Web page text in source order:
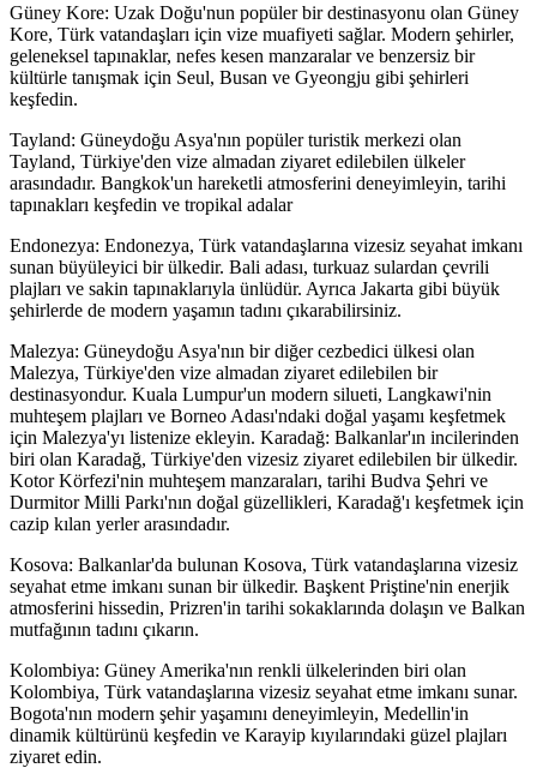
Güney Kore: Uzak Doğu'nun popüler bir destinasyonu olan Güney
Kore, Türk vatandaşları için vize muafiyeti sağlar. Modern şehirler,
geleneksel tapınaklar, nefes kesen manzaralar ve benzersiz bir
kültürle tanışmak için Seul, Busan ve Gyeongju gibi şehirleri
keşfedin.
Tayland: Güneydoğu Asya'nın popüler turistik merkezi olan
Tayland, Türkiye'den vize almadan ziyaret edilebilen ülkeler
arasındadır. Bangkok'un hareketli atmosferini deneyimleyin, tarihi
tapınakları keşfedin ve tropikal adalar
Endonezya: Endonezya, Türk vatandaşlarına vizesiz seyahat imkanı
sunan büyüleyici bir ülkedir. Bali adası, turkuaz sulardan çevrili
plajları ve sakin tapınaklarıyla ünlüdür. Ayrıca Jakarta gibi büyük
şehirlerde de modern yaşamın tadını çıkarabilirsiniz.
Malezya: Güneydoğu Asya'nın bir diğer cezbedici ülkesi olan
Malezya, Türkiye'den vize almadan ziyaret edilebilen bir
destinasyondur. Kuala Lumpur'un modern silueti, Langkawi'nin
muhteşem plajları ve Borneo Adası'ndaki doğal yaşamı keşfetmek
için Malezya'yı listenize ekleyin. Karadağ: Balkanlar'ın incilerinden
biri olan Karadağ, Türkiye'den vizesiz ziyaret edilebilen bir ülkedir.
Kotor Körfezi'nin muhteşem manzaraları, tarihi Budva Şehri ve
Durmitor Milli Parkı'nın doğal güzellikleri, Karadağ'ı keşfetmek için
cazip kılan yerler arasındadır.
Kosova: Balkanlar'da bulunan Kosova, Türk vatandaşlarına vizesiz
seyahat etme imkanı sunan bir ülkedir. Başkent Priştine'nin enerjik
atmosferini hissedin, Prizren'in tarihi sokaklarında dolaşın ve Balkan
mutfağının tadını çıkarın.
Kolombiya: Güney Amerika'nın renkli ülkelerinden biri olan
Kolombiya, Türk vatandaşlarına vizesiz seyahat etme imkanı sunar.
Bogota'nın modern şehir yaşamını deneyimleyin, Medellin'in
dinamik kültürünü keşfedin ve Karayip kıyılarındaki güzel plajları
ziyaret edin.